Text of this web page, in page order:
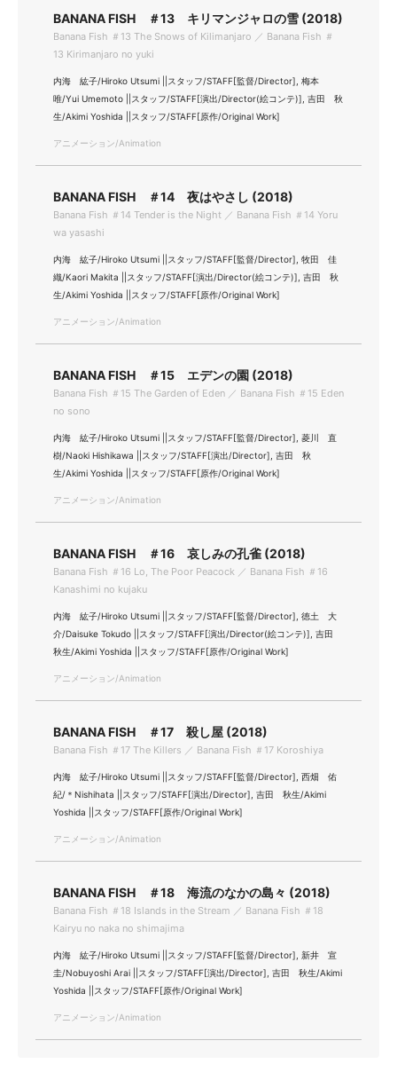
BANANA FISH ＃13 キリマンジャロの雪 (2018)
Banana Fish ＃13 The Snows of Kilimanjaro ／ Banana Fish ＃
13 Kirimanjaro no yuki
内海 紘子/Hiroko Utsumi ||スタッフ/STAFF[監督/Director], 梅本
唯/Yui Umemoto ||スタッフ/STAFF[演出/Director(絵コンテ)], 吉田 秋
生/Akimi Yoshida ||スタッフ/STAFF[原作/Original Work]
アニメーション/Animation
BANANA FISH ＃14 夜はやさし (2018)
Banana Fish ＃14 Tender is the Night ／ Banana Fish ＃14 Yoru
wa yasashi
内海 紘子/Hiroko Utsumi ||スタッフ/STAFF[監督/Director], 牧田 佳
織/Kaori Makita ||スタッフ/STAFF[演出/Director(絵コンテ)], 吉田 秋
生/Akimi Yoshida ||スタッフ/STAFF[原作/Original Work]
アニメーション/Animation
BANANA FISH ＃15 エデンの園 (2018)
Banana Fish ＃15 The Garden of Eden ／ Banana Fish ＃15 Eden
no sono
内海 紘子/Hiroko Utsumi ||スタッフ/STAFF[監督/Director], 菱川 直
樹/Naoki Hishikawa ||スタッフ/STAFF[演出/Director], 吉田 秋
生/Akimi Yoshida ||スタッフ/STAFF[原作/Original Work]
アニメーション/Animation
BANANA FISH ＃16 哀しみの孔雀 (2018)
Banana Fish ＃16 Lo, The Poor Peacock ／ Banana Fish ＃16
Kanashimi no kujaku
内海 紘子/Hiroko Utsumi ||スタッフ/STAFF[監督/Director], 徳土 大
介/Daisuke Tokudo ||スタッフ/STAFF[演出/Director(絵コンテ)], 吉田
秋生/Akimi Yoshida ||スタッフ/STAFF[原作/Original Work]
アニメーション/Animation
BANANA FISH ＃17 殺し屋 (2018)
Banana Fish ＃17 The Killers ／ Banana Fish ＃17 Koroshiya
内海 紘子/Hiroko Utsumi ||スタッフ/STAFF[監督/Director], 西畑 佑
紀/＊Nishihata ||スタッフ/STAFF[演出/Director], 吉田 秋生/Akimi
Yoshida ||スタッフ/STAFF[原作/Original Work]
アニメーション/Animation
BANANA FISH ＃18 海流のなかの島々 (2018)
Banana Fish ＃18 Islands in the Stream ／ Banana Fish ＃18
Kairyu no naka no shimajima
内海 紘子/Hiroko Utsumi ||スタッフ/STAFF[監督/Director], 新井 宣
圭/Nobuyoshi Arai ||スタッフ/STAFF[演出/Director], 吉田 秋生/Akimi
Yoshida ||スタッフ/STAFF[原作/Original Work]
アニメーション/Animation